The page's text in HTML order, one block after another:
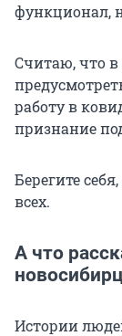
функционал,
Считаю, что в
работу в
признание
Берегите
всех.
А что
Истории